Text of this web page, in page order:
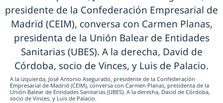
A la izquierda, José Antonio Asegurado, presidente de la Confederación
Empresarial de Madrid (CEIM), conversa con Carmen Planas, presidenta de la
Unión Balear de Entidades Sanitarias (UBES). A la derecha, David de Córdoba,
socio de Vinces, y Luis de Palacio.